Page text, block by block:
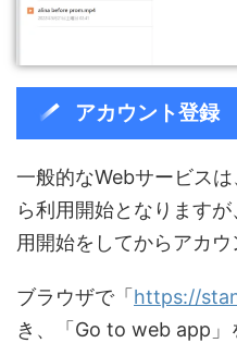
アカウント登録
一般的なWebサービス
ら利用開始となります
用開始をしてからアカウ
ブラウザで「 https://
き、「Go to web app」